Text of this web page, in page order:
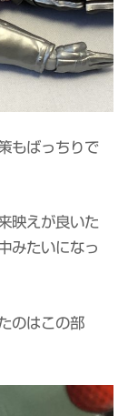
もばっちりで
映えが良いた
みたいになっ
のはこの部